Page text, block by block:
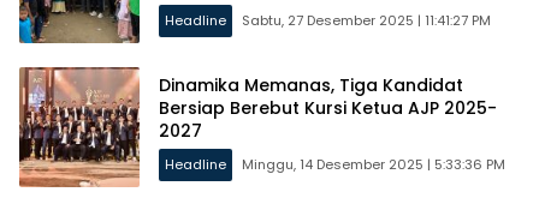
Headline Sabtu, 27 Desember 2025 | 11:41:27 PM
Dinamika Memanas, Tiga Kandidat
Bersiap Berebut Kursi Ketua AJP 2025-
2027
Headline Minggu, 14 Desember 2025 | 5:33:36 PM